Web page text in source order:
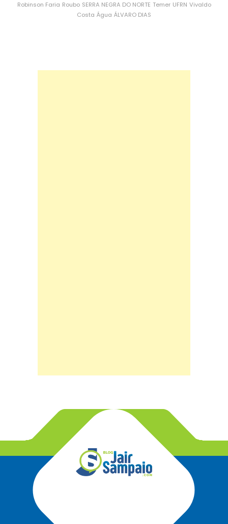
Robinson Faria Roubo SERRA NEGRA DO NORTE Temer UFRN Vivaldo
Costa Água ÁLVARO DIAS